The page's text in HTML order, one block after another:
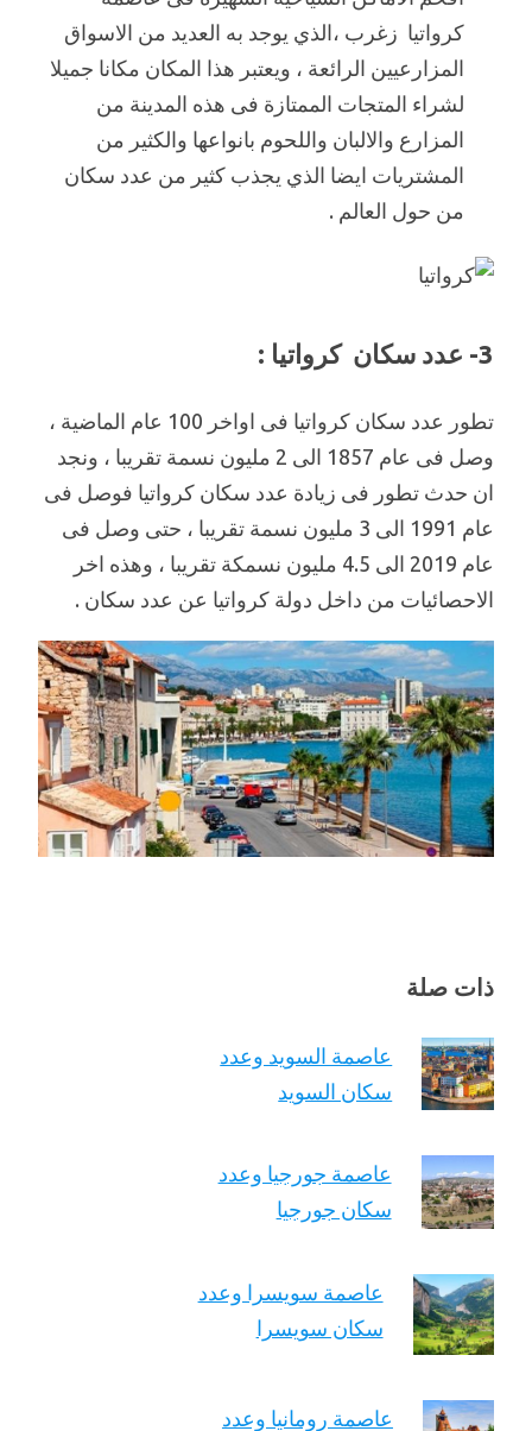
كرواتيا زغرب ،الذي يوجد به العديد من الاسواق
المزارعيين الرائعة ، ويعتبر هذا المكان مكانا جميلا
لشراء المتجات الممتازة فى هذه المدينة من
المزارع والالبان واللحوم بانواعها والكثير من
المشتريات ايضا الذي يجذب كثير من عدد سكان
من حول العالم .
3- عدد سكان كرواتيا :
تطور عدد سكان كرواتيا فى اواخر 100 عام الماضية ،
وصل فى عام 1857 الى 2 مليون نسمة تقريبا ، ونجد
ان حدث تطور فى زيادة عدد سكان كرواتيا فوصل فى
عام 1991 الى 3 مليون نسمة تقريبا ، حتى وصل فى
عام 2019 الى 4.5 مليون نسمكة تقريبا ، وهذه اخر
الاحصائيات من داخل دولة كرواتيا عن عدد سكان .
ذات صلة
عاصمة السويد وعدد
سكان السويد
عاصمة جورجيا وعدد
سكان جورجيا
عاصمة سويسرا وعدد
سكان سويسرا
عاصمة رومانيا وعدد